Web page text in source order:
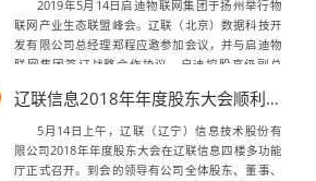
2019年5月14日启迪物联网集团于扬州举行物
联网产业生态联盟峰会。辽联（北京）数据科技开
发有限公司总经理郑程应邀参加会议，并与启迪物
联网集团签订战略合作协议。启迪控股高级副总
论坛上进行了主题演讲，启迪物联网产业...
辽联信息2018年年度股东大会顺利召开
5月14日上午，辽联（辽宁）信息技术股份有
限公司2018年年度股东大会在辽联信息四楼多功能
厅正式召开。到会的领导有公司全体股东、董事、